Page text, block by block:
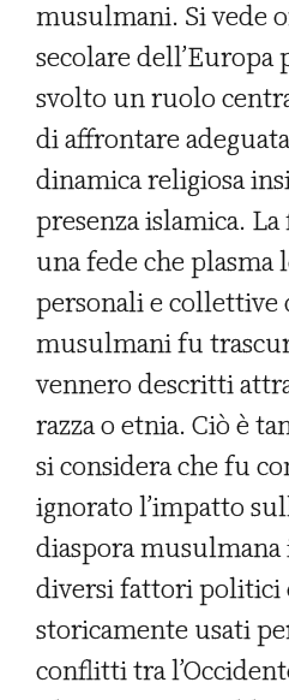
musulmani. Si vede
secolare dell’Europa
svolto un ruolo
di affrontare
dinamica religiosa
presenza islamica.
una fede che plasma
personali e
musulmani fu
vennero descritti
razza o etnia. Ciò è
si considera che fu
ignorato l’impatto
diaspora
diversi fattori politici
storicamente usati
conflitti tra